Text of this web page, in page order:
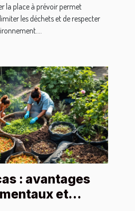
la place à prévoir permet
les déchets et de respecter
: avantages
et